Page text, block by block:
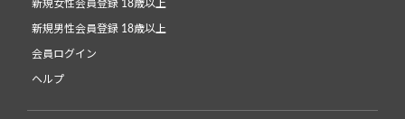
新規女性会員登録 18歳以上
新規男性会員登録 18歳以上
会員ログイン
ヘルプ